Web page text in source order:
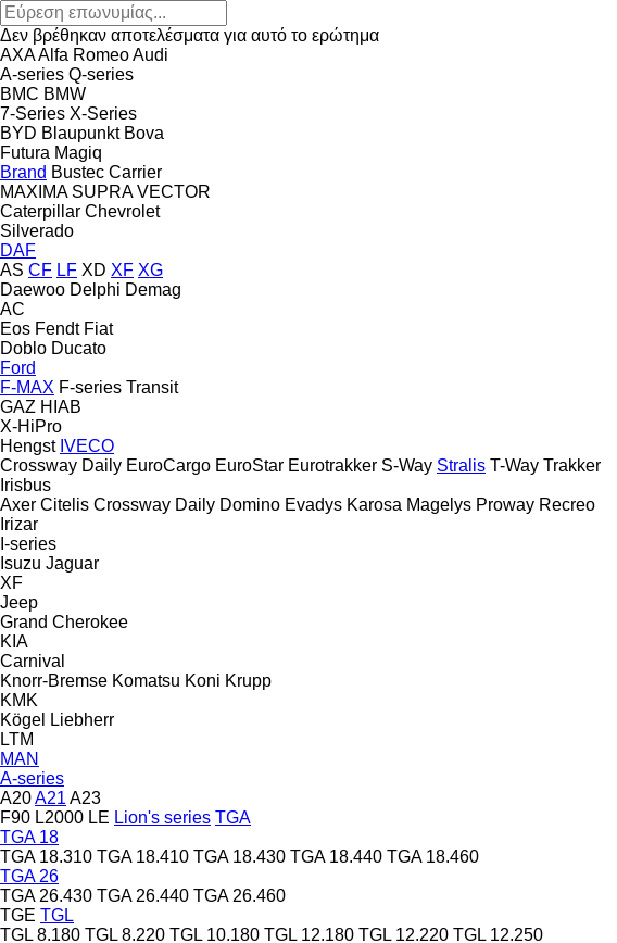
Δεν βρέθηκαν αποτελέσματα για αυτό το ερώτημα
AXAAlfa RomeoAudi
A-series Q-series
BMC BMW
7-Series X-Series
BYD Blaupunkt Bova
Futura Magiq
Brand Bustec Carrier
MAXIMA SUPRA VECTOR
Caterpillar Chevrolet
Silverado
DAF
AS CF LF XD XF XG
Daewoo Delphi Demag
AC
Eos Fendt Fiat
Doblo Ducato
Ford
F-MAX F-series Transit
GAZ HIAB
X-HiPro
Hengst IVECO
Crossway Daily EuroCargo EuroStar Eurotrakker S-Way Stralis T-Way Trakker
Irisbus
Axer Citelis Crossway Daily Domino Evadys Karosa Magelys Proway Recreo
Irizar
I-series
Isuzu Jaguar
XF
Jeep
Grand Cherokee
KIA
Carnival
Knorr-Bremse Komatsu Koni Krupp
KMK
Kögel
Liebherr
LTM
MAN
A-series
A20A21 A23
F90 L2000 LE Lion's series TGA
TGA 18
TGA 18.310 TGA 18.410 TGA 18.430 TGA 18.440 TGA 18.460
TGA 26
TGA 26.430 TGA 26.440 TGA 26.460
TGE TGL
TGL 8.180 TGL 8.220 TGL 10.180 TGL 12.180 TGL 12.220 TGL 12.250